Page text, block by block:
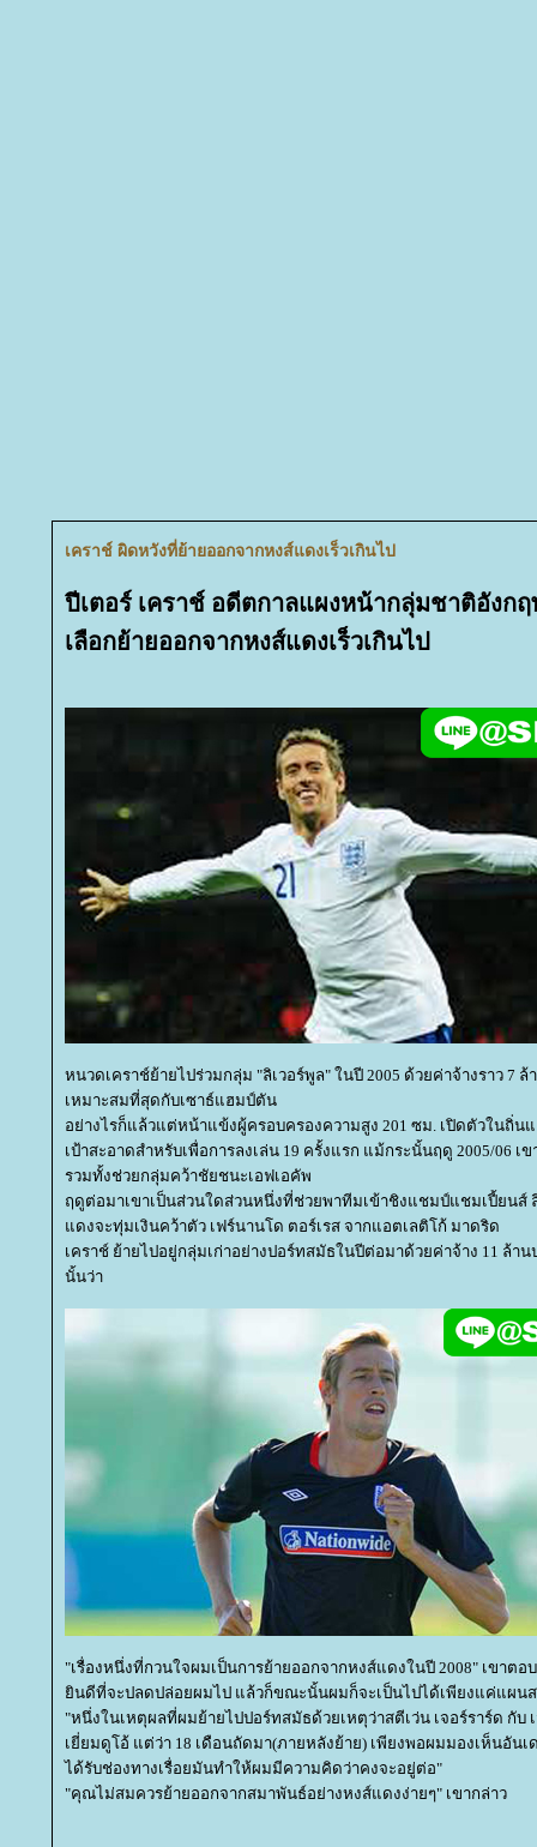
เคราช์ ผิดหวังที่ย้ายออกจากหงส์แดงเร็วเกินไป
ปีเตอร์ เคราช์ อดีตกาลแผงหน้ากลุ่มชาติอังกฤ
เลือกย้ายออกจากหงส์แดงเร็วเกินไป
หนวดเคราช์ย้ายไปร่วมกลุ่ม "ลิเวอร์พูล" ในปี 2005 ด้วยค่าจ้างราว 7
เหมาะสมที่สุดกับเซาธ์แฮมป์ตัน
อย่างไรก็แล้วแต่หน้าแข้งผู้ครอบครองความสูง 201 ซม. เปิดตัวในถิ่
เป้าสะอาดสำหรับเพื่อการลงเล่น 19 ครั้งแรก แม้กระนั้นฤดู 2005/06 เ
รวมทั้งช่วยกลุ่มคว้าชัยชนะเอฟเอคัพ
ฤดูต่อมาเขาเป็นส่วนใดส่วนหนึ่งที่ช่วยพาทีมเข้าชิงแชมป์แชมเปี้ยนส์
ดงจะทุ่มเงินคว้าตัว เฟร์นานโด ตอร์เรส จากแอตเลติโก้ มาดริด
เคราช์ ย้ายไปอยู่กลุ่มเก่าอย่างปอร์ทสมัธในปีต่อมาด้วยค่าจ้าง 11 ล้า
นั้นว่า
"เรื่องหนึ่งที่กวนใจผมเป็นการย้ายออกจากหงส์แดงในปี 2008" เขาตอ
นดีที่จะปลดปล่อยผมไป แล้วก็ขณะนั้นผมก็จะเป็นไปได้เพียงแค่แผน
"หนึ่งในเหตุผลที่ผมย้ายไปปอร์ทสมัธด้วยเหตุว่าสตีเว่น เจอร์ราร์ด กับ
เยี่ยมดูโอ้ แต่ว่า 18 เดือนถัดมา(ภายหลังย้าย) เพียงพอผมมองเห็นอันเ
ได้รับช่องทางเรื่อยมันทำให้ผมมีความคิดว่าคงจะอยู่ต่อ"
"คุณไม่สมควรย้ายออกจากสมาพันธ์อย่างหงส์แดงง่ายๆ" เขากล่าว